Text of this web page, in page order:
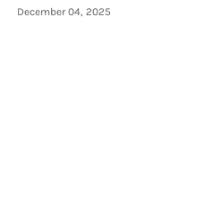
December 04, 2025